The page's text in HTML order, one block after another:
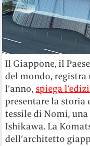
Il Giappone, il
del mondo, registra
l’anno, spiega
presentare la storia
tessile di Nomi,
Ishikawa. La
dell’architetto